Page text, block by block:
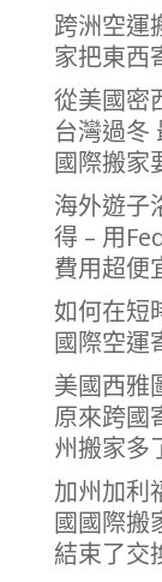
跨洲空運
家把東西
從美國密
台灣過冬
國際搬家
海外遊子
得 – 用
費用超便
如何在短
國際空運
美國西雅
原來跨國
州搬家多
加州加利
國國際搬
結束了交